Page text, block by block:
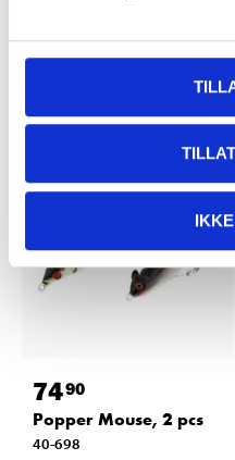
7490
Popper Mouse, 2 pcs
40-698